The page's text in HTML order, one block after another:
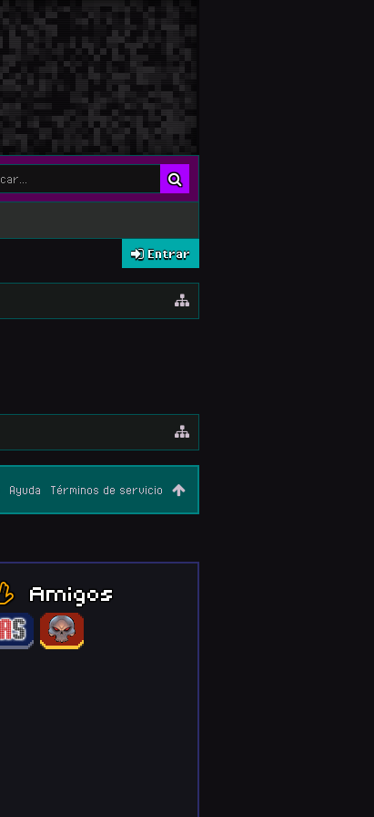
Entrar
Ayuda Términos de servicio
Amigos